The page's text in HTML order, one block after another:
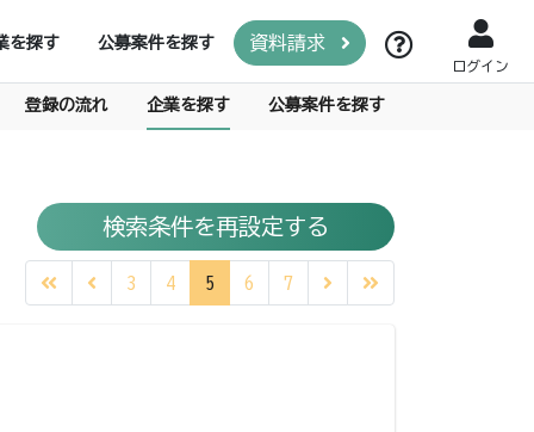
を探す 公募案件を探す 資料請求
ログイン
登録の流れ 企業を探す 公募案件を探す
検索条件を再設定する
3 4 5 6 7